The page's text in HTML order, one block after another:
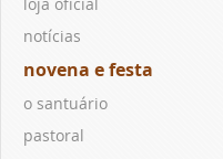
notícias
novena e festa
o santuário
pastoral